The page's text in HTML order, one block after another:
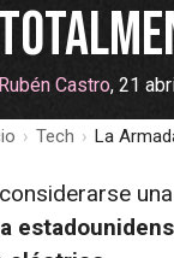
Rubén Castro, 21
› Tech › La